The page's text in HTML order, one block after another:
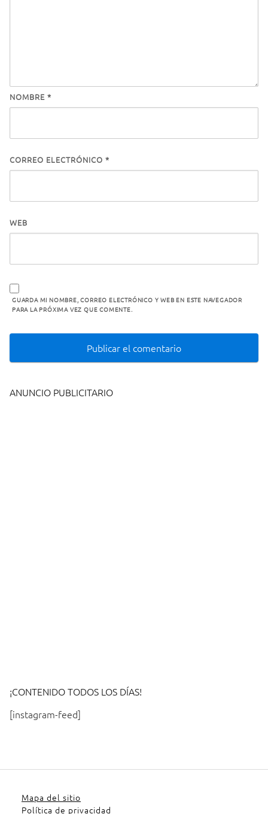
NOMBRE *
CORREO ELECTRÓNICO *
WEB
GUARDA MI NOMBRE, CORREO ELECTRÓNICO Y WEB EN ESTE NAVEGADOR
PARA LA PRÓXIMA VEZ QUE COMENTE.
ANUNCIO PUBLICITARIO
¡CONTENIDO TODOS LOS DÍAS!
[instagram-feed]
Mapa del sitio
Política de privacidad